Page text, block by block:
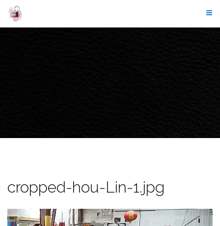
Skip
content
cropped-hou-Lin-1.jpg